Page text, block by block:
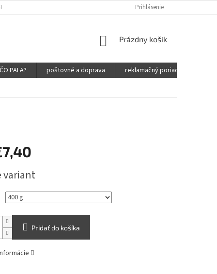
OSOBNÝCH ÚDAJOV Prihlásenie
NÁKUPNÝ
Prázdny košík
PALA? poštovné a doprava reklamačný poriadok
variant
Pridať do košíka